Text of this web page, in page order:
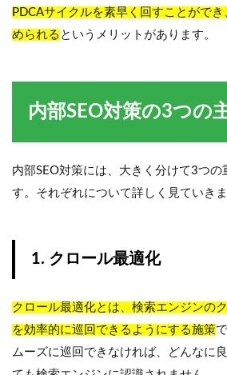
PDCAサイクルを素早く回すことがで
められる というメリットがあります。
内部SEO対策の3つの
内部SEO対策には、大きく分けて3つの
す。それぞれについて詳しく見ていきま
1. クロール最適化
クロール最適化とは、検索エンジンの
を効率的に巡回できるようにする施策
ムーズに巡回できなければ、どんなに